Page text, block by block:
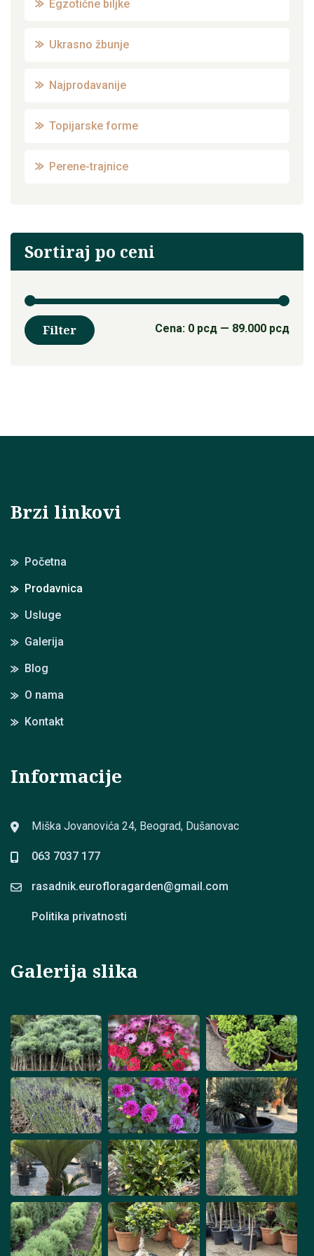
Egzotične biljke
Ukrasno žbunje
Najprodavanije
Topijarske forme
Perene-trajnice
Sortiraj po ceni
Filter Cena: 0 рсд — 89.000 рсд
Brzi linkovi
Početna
Prodavnica
Usluge
Galerija
Blog
O nama
Kontakt
Informacije
Miška Jovanovića 24, Beograd, Dušanovac
063 7037 177
rasadnik.eurofloragarden@gmail.com
Politika privatnosti
Galerija slika